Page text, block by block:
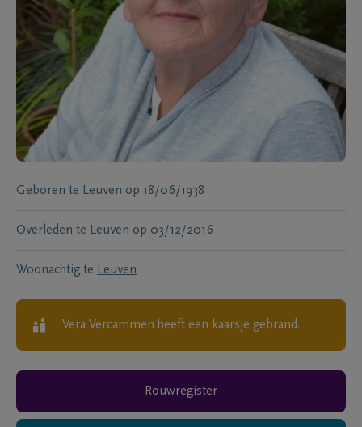
Geboren te Leuven op 18/06/1938
Overleden te Leuven op 03/12/2016
Woonachtig te Leuven
Vera Vercammen heeft een kaarsje gebrand.
Rouwregister